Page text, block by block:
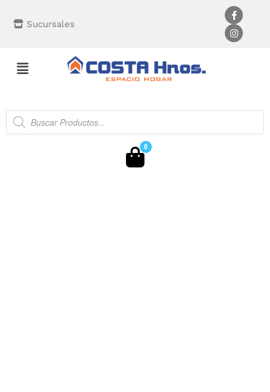
Sucursales
0